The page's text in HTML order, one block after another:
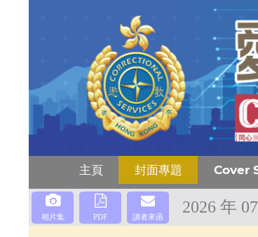
主頁 封面專題 Cover
相片集 PDF 讀者來函
2026 年